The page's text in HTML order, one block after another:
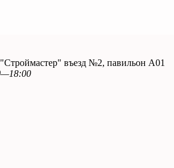
въезд №2, павильон А01